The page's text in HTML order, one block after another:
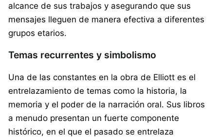
alcance de sus trabajos y asegurando que sus
mensajes lleguen de manera efectiva a diferentes
grupos etarios.
Temas recurrentes y simbolismo
Una de las constantes en la obra de Elliott es el
entrelazamiento de temas como la historia, la
memoria y el poder de la narración oral. Sus libros
a menudo presentan un fuerte componente
histórico, en el que el pasado se entrelaza